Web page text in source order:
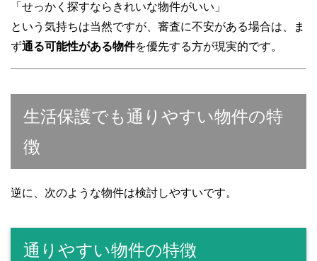
「せっかく探すならきれいな物件がいい」
という気持ちは当然ですが、審査に不安がある場合は、ま
ず通る可能性がある物件を優先する方が現実的です。
生活保護でも通りやすい物件の特
徴
逆に、次のような物件は検討しやすいです。
通りやすい物件の特徴